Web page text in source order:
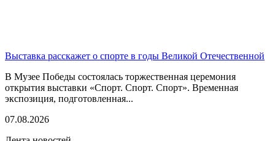
Выставка расскажет о спорте в годы Великой Отечественной
В Музее Победы состоялась торжественная церемония
открытия выставки «Спорт. Спорт. Спорт». Временная
экспозиция, подготовленная...
07.08.2026